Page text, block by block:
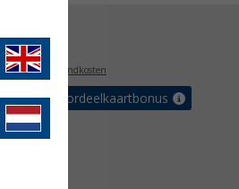
BTWplus verzendkosten
tot 5% voordeelkaartbonus